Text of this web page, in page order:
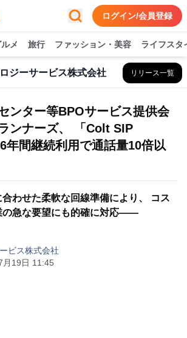
ログイン/会員登録
メ 旅行 ファッション・美容 ライフスタ
ジーサービス株式会社 リリース一覧
ンター等BPOサービス提供会
ンナーズ、 「Colt SIP
間継続利用で通話量10倍以
わせた柔軟な回線準備により、 コス
の急な要望にも的確に対応――
ビス株式会社
月19日 11:45